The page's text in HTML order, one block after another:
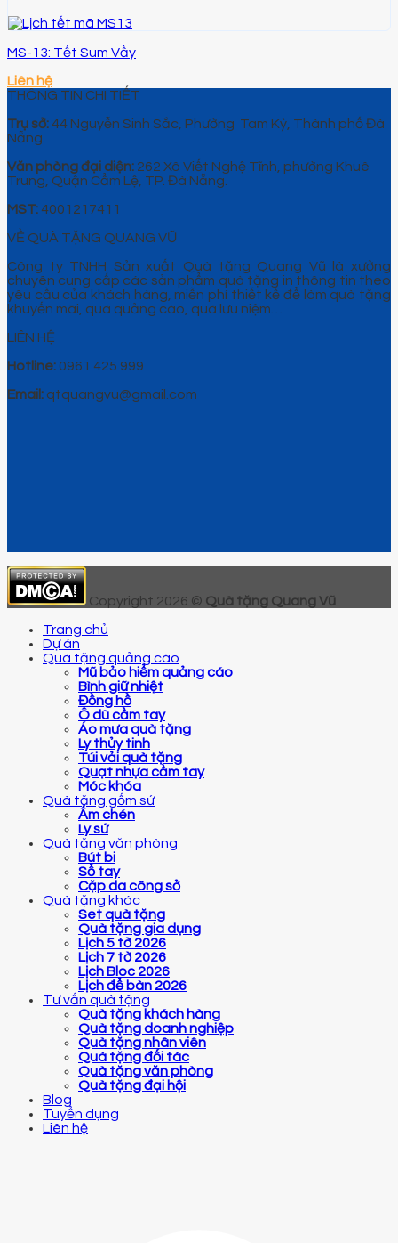
MS-13: Tết Sum Vầy
Liên hệ
THÔNG TIN CHI TIẾT
Trụ sở: 44 Nguyễn Sinh Sắc, Phường Tam Kỳ, Thành phố Đà
Nẵng.
Văn phòng đại diện: 262 Xô Viết Nghệ Tĩnh, phường Khuê
Trung, Quận Cẩm Lệ, TP. Đà Nẵng.
MST: 4001217411
VỀ QUÀ TẶNG QUANG VŨ
Công ty TNHH Sản xuất Quà tặng Quang Vũ là xưởng
chuyên cung cấp các sản phẩm quà tặng in thông tin theo
yêu cầu của khách hàng, miễn phí thiết kế để làm quà tặng
khuyến mãi, quà quảng cáo, quà lưu niệm…
LIÊN HỆ
Hotline: 0961 425 999
Email: qtquangvu@gmail.com
Copyright 2026 © Quà tặng Quang Vũ
Trang chủ
Dự án
Quà tặng quảng cáo
Mũ bảo hiểm quảng cáo
Bình giữ nhiệt
Đồng hồ
Ô dù cầm tay
Áo mưa quà tặng
Ly thủy tinh
Túi vải quà tặng
Quạt nhựa cầm tay
Móc khóa
Quà tặng gốm sứ
Ấm chén
Ly sứ
Quà tặng văn phòng
Bút bi
Sổ tay
Cặp da công sở
Quà tặng khác
Set quà tặng
Quà tặng gia dụng
Lịch 5 tờ 2026
Lịch 7 tờ 2026
Lịch Bloc 2026
Lịch để bàn 2026
Tư vấn quà tặng
Quà tặng khách hàng
Quà tặng doanh nghiệp
Quà tặng nhân viên
Quà tặng đối tác
Quà tặng văn phòng
Quà tặng đại hội
Blog
Tuyển dụng
Liên hệ